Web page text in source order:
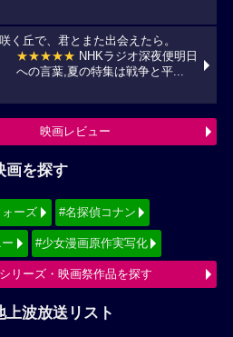
く丘で、君とまた出会えたら。
★★★★★ NHKラジオ深夜便明日
への言葉,夏の特集は戦争と平...
映画レビュー
画を探す
ーズ #名探偵コナン
#少女漫画原作実写化
シリーズ・映画祭作品を探す
上波放送リスト